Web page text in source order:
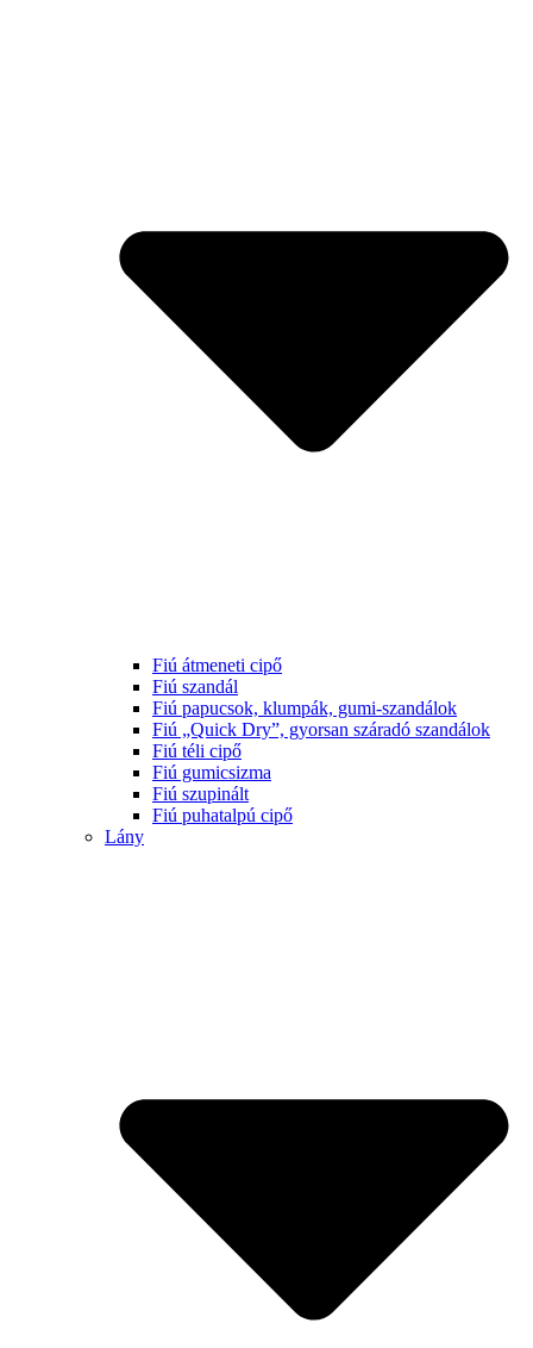
Fiú átmeneti cipő
Fiú szandál
Fiú papucsok, klumpák, gumi-szandálok
Fiú „Quick Dry”, gyorsan száradó szandálok
Fiú téli cipő
Fiú gumicsizma
Fiú szupinált
Fiú puhatalpú cipő
Lány